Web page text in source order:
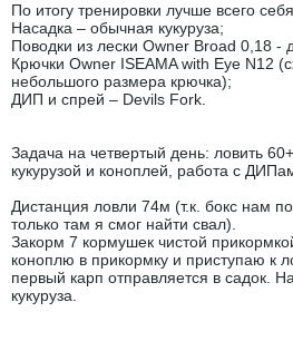
По итогу тренировки лучше всего
Насадка – обычная кукуруза;
Поводки из лески Owner Broad 0,18 -
Крючки Owner ISEAMA with Eye N12
небольшого размера крючка);
ДИП и спрей – Devils Fork.
Задача на четвертый день: ловить
кукурузой и коноплей, работа с
Дистанция ловли 74м (т.к. бокс нам
только там я смог найти свал).
Закорм 7 кормушек чистой
коноплю в прикормку и приступаю к
первый карп отправляется в садок.
кукуруза.